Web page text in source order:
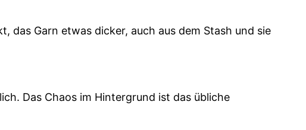
das Garn etwas dicker, auch aus dem Stash und sie
Das Chaos im Hintergrund ist das übliche